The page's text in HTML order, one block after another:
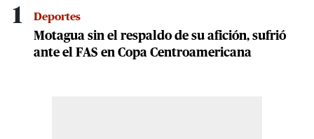
1 Deportes
Motagua sin el respaldo de su afición, sufrió
ante el FAS en Copa Centroamericana